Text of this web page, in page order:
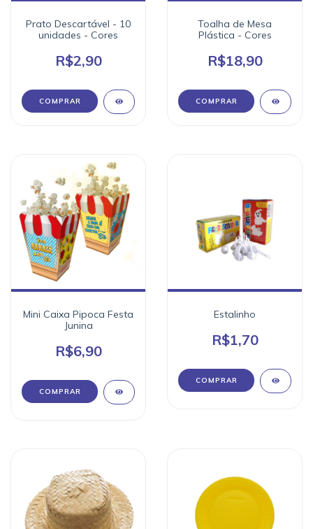
Prato Descartável - 10
unidades - Cores
R$2,90
COMPRAR
Toalha de Mesa
Plástica - Cores
R$18,90
COMPRAR
Mini Caixa Pipoca Festa
Junina
R$6,90
Estalinho
R$1,70